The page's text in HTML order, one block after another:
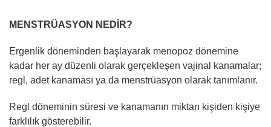
MENSTRÜASYON NEDİR?
Ergenlik döneminden başlayarak menopoz dönemine
kadar her ay düzenli olarak gerçekleşen vajinal kanamalar;
regl, adet kanaması ya da menstrüasyon olarak tanımlanır.
Regl döneminin süresi ve kanamanın miktarı kişiden kişiye
farklılık gösterebilir.